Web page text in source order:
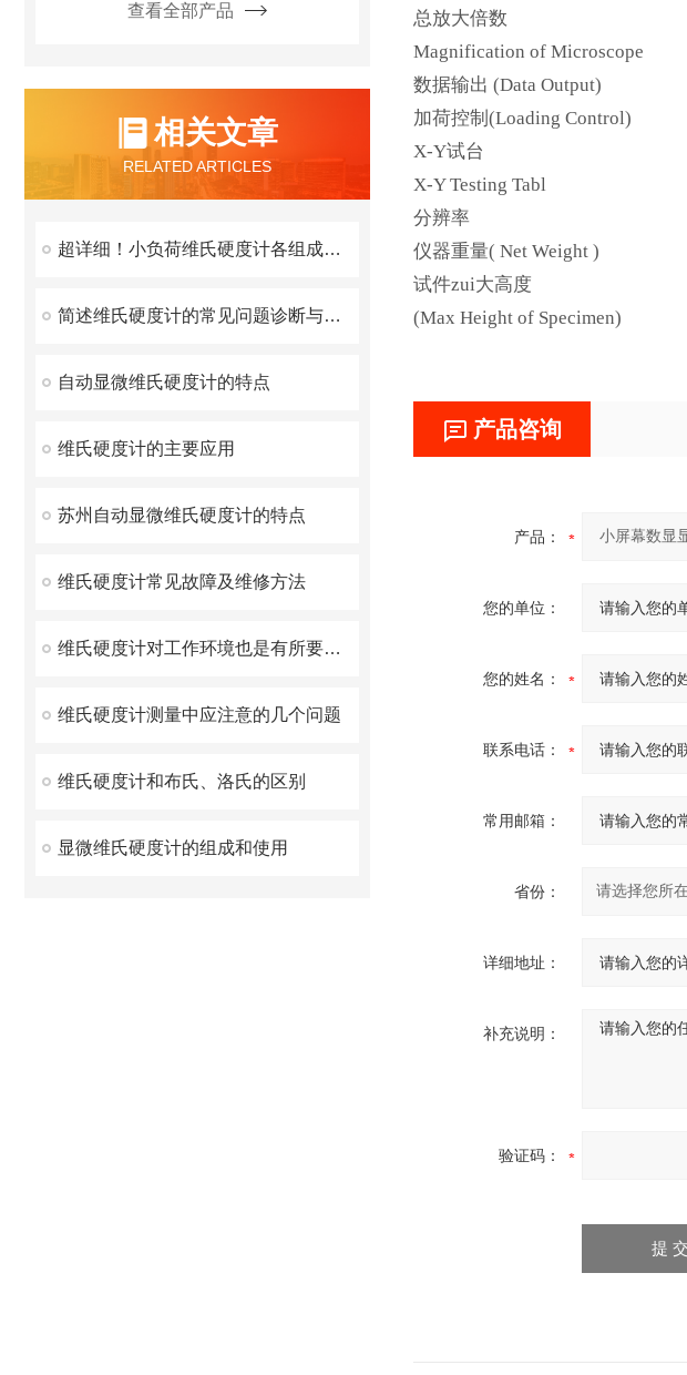
查看全部产品
相关文章
RELATED ARTICLES
超详细！小负荷维氏硬度计各组成部件功能特点全解析
简述维氏硬度计的常见问题诊断与快速解决方法
自动显微维氏硬度计的特点
维氏硬度计的主要应用
苏州自动显微维氏硬度计的特点
维氏硬度计常见故障及维修方法
维氏硬度计对工作环境也是有所要求的
维氏硬度计测量中应注意的几个问题
维氏硬度计和布氏、洛氏的区别
显微维氏硬度计的组成和使用
总放大倍数
Magnification of Microscope
数据输出 (Data Output)
加荷控制(Loading Control)
X-Y试台
X-Y Testing Tabl
分辨率
仪器重量( Net Weight )
试件zui大高度
(Max Height of Specimen)
产品咨询
产品：
您的单位：
您的姓名：
联系电话：
常用邮箱：
省份：
详细地址：
补充说明：
验证码：